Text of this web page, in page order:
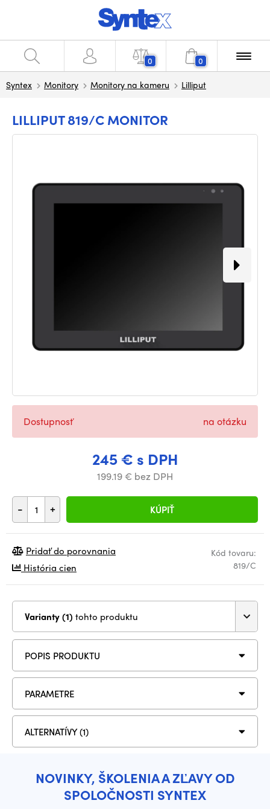
0 0
Syntex Monitory Monitory na kameru Lilliput
LILLIPUT 819/C MONITOR
245 € s DPH
199.19 € bez DPH
- + KÚPIŤ
Dostupnosť na otázku
Kód tovaru:
819/C
Pridať do porovnania
História cien
Varianty (1) tohto produktu
POPIS PRODUKTU
PARAMETRE
ALTERNATÍVY (1)
NOVINKY, ŠKOLENIA A ZĽAVY OD
SPOLOČNOSTI SYNTEX